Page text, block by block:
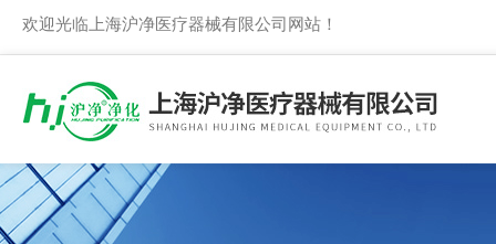
欢迎光临上海沪净医疗器械有限公司网站！